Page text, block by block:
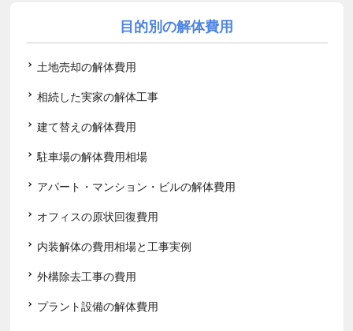
目的別の解体費用
土地売却の解体費用
相続した実家の解体工事
建て替えの解体費用
駐車場の解体費用相場
アパート・マンション・ビルの解体費用
オフィスの原状回復費用
内装解体の費用相場と工事実例
外構除去工事の費用
プラント設備の解体費用